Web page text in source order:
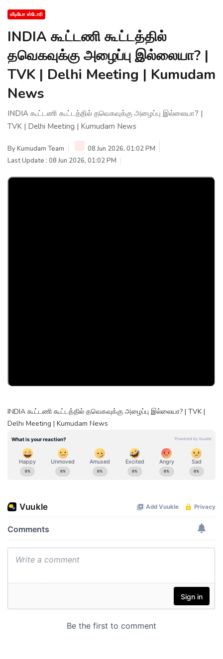
வீடியோ ஸ்டோரி
INDIA கூட்டணி கூட்டத்தில்
தவெகவுக்கு அழைப்பு இல்லையா? |
TVK | Delhi Meeting | Kumudam
News
INDIA கூட்டணி கூட்டத்தில் தவெகவுக்கு அழைப்பு இல்லையா? |
TVK | Delhi Meeting | Kumudam News
ByKumudam Team
08 Jun 2026, 01:02 PM
Last Update : 08 Jun 2026, 01:02 PM
INDIA கூட்டணி கூட்டத்தில் தவெகவுக்கு அழைப்பு இல்லையா? | TVK |
Delhi Meeting | Kumudam News